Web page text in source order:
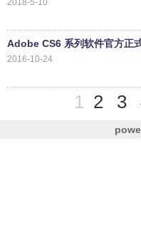
2018-5-10
Adobe CS6 系列软件官方正
2016-10-24
1 2 3